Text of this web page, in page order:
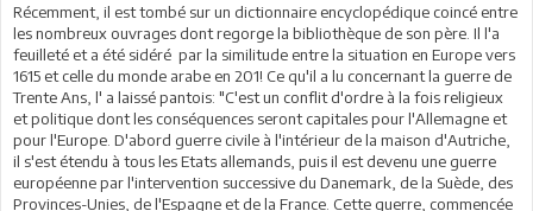
Récemment, il est tombé sur un dictionnaire encyclopédique coincé entre
les nombreux ouvrages dont regorge la bibliothèque de son père. Il l'a
feuilleté et a été sidéré par la similitude entre la situation en Europe vers
1615 et celle du monde arabe en 201! Ce qu'il a lu concernant la guerre de
Trente Ans, l' a laissé pantois: "C'est un conflit d'ordre à la fois religieux
et politique dont les conséquences seront capitales pour l'Allemagne et
pour l'Europe. D'abord guerre civile à l'intérieur de la maison d'Autriche,
il s'est étendu à tous les Etats allemands, puis il est devenu une guerre
européenne par l'intervention successive du Danemark, de la Suède, des
Provinces-Unies, de l'Espagne et de la France. Cette guerre, commencée